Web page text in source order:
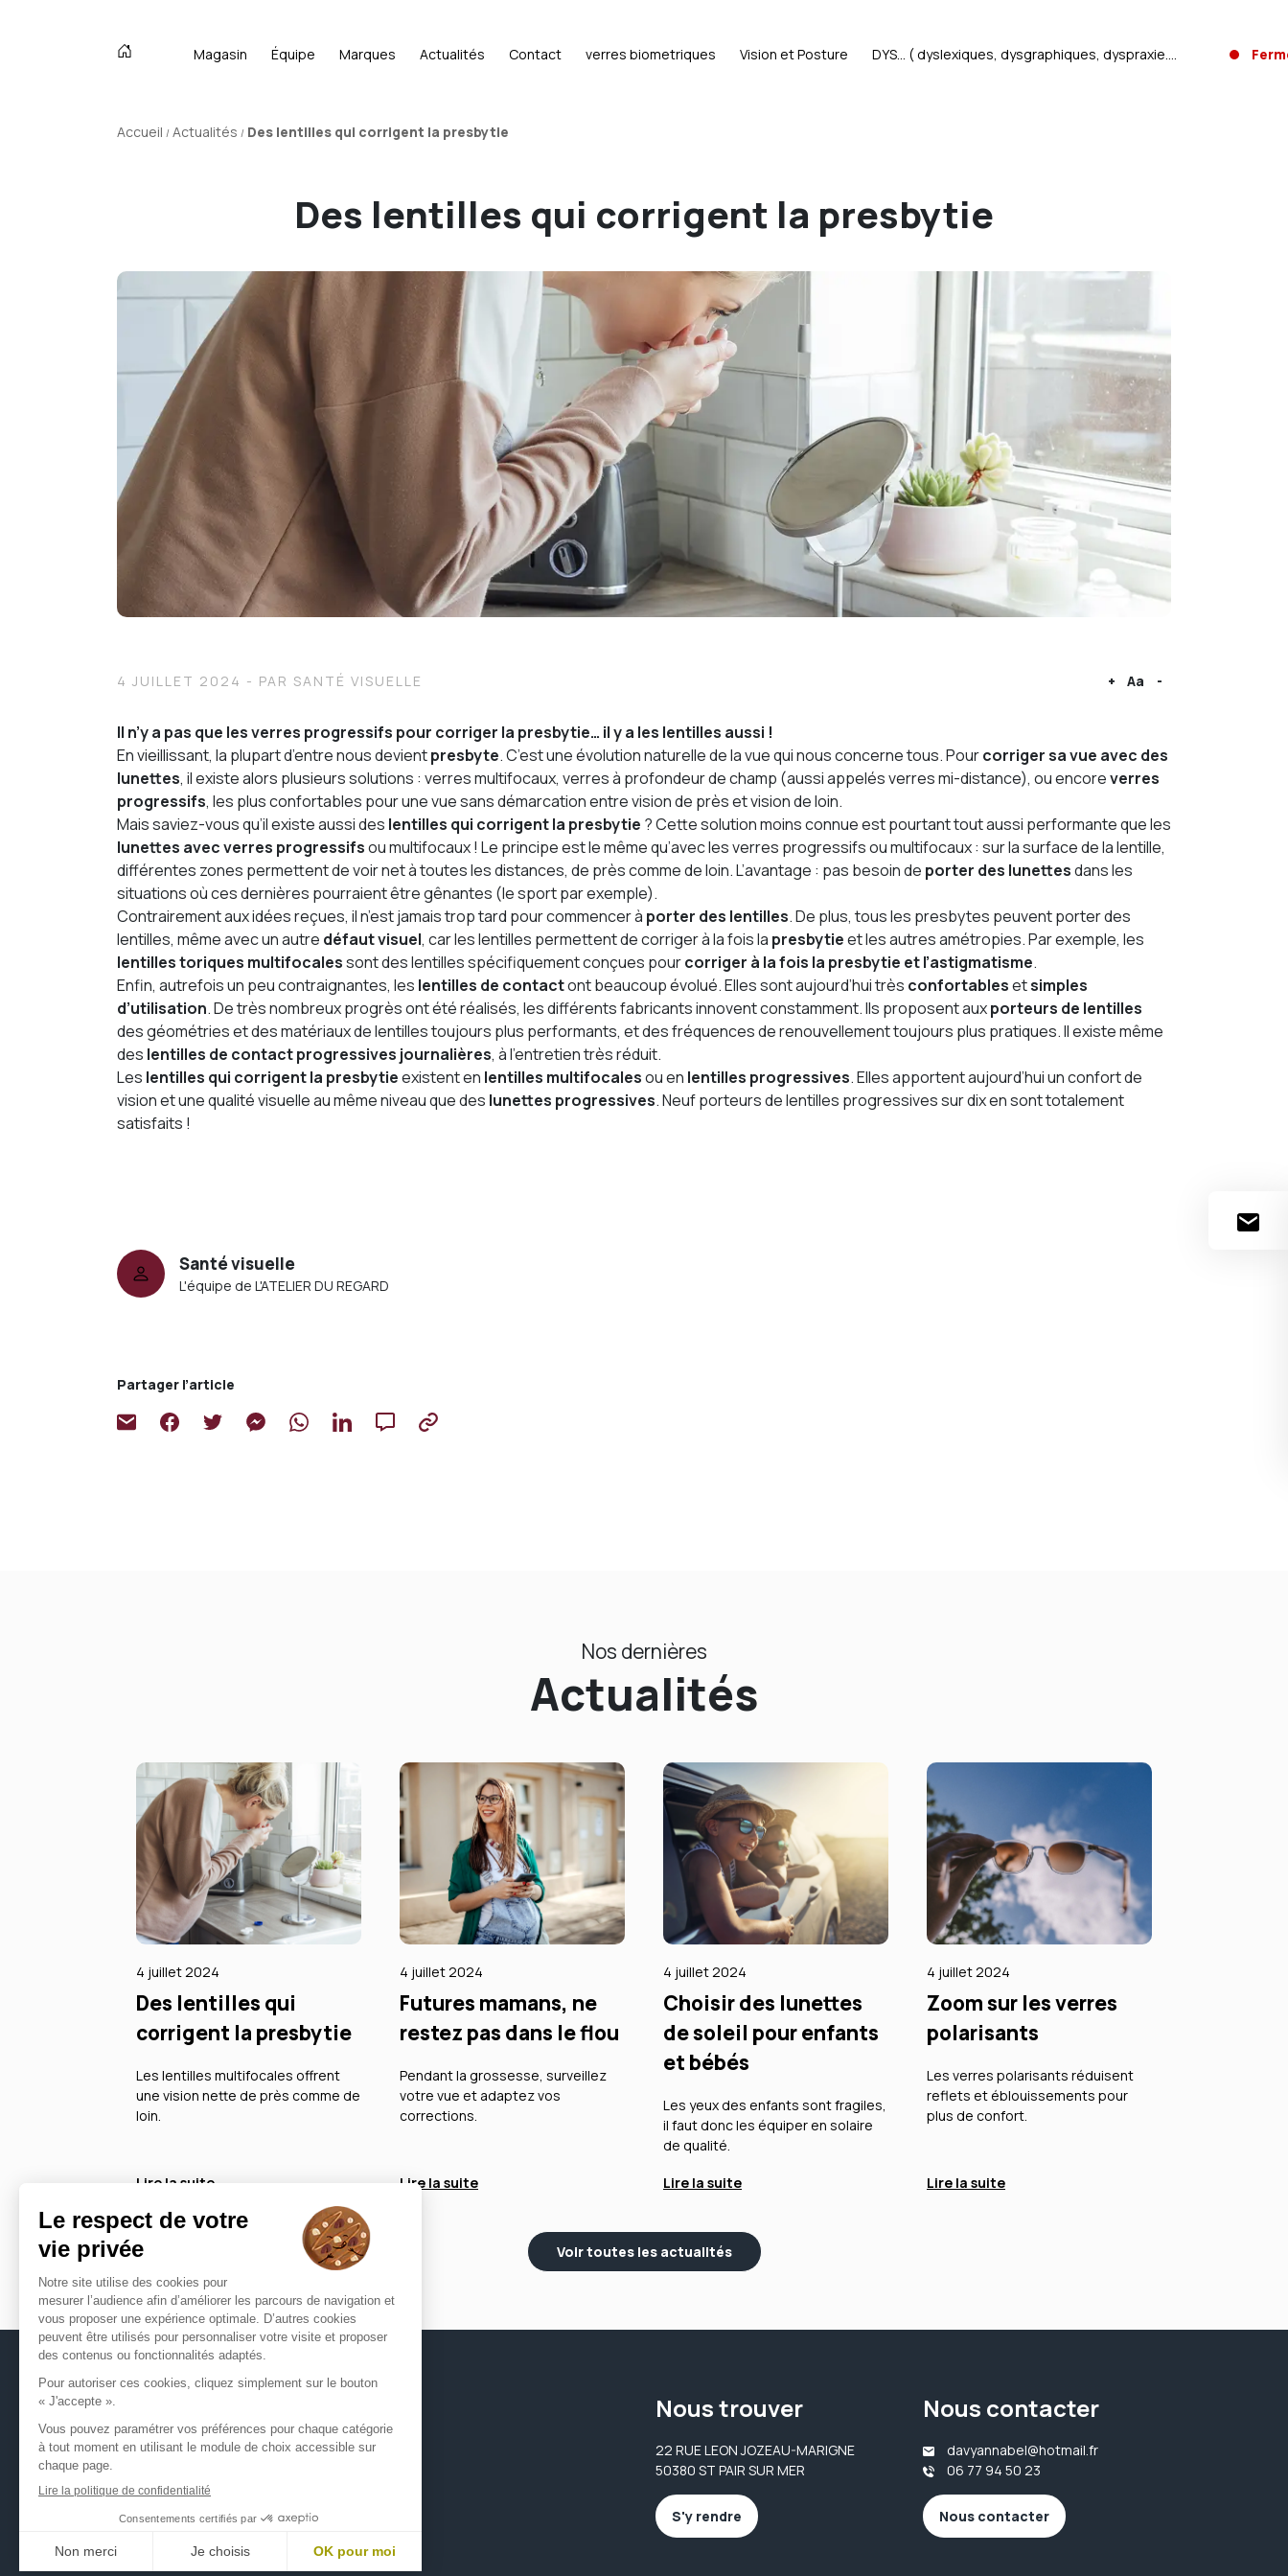
Magasin Équipe Marques Actualités Contact verres biometriques Vision et Posture DYS... ( dyslexiques, dysgraphiques, dyspraxie....
Accueil Actualités Des lentilles qui corrigent la presbytie
Des lentilles qui corrigent la presbytie
4 JUILLET 2024 - PAR SANTÉ VISUELLE + Aa -
Il n’y a pas que les verres progressifs pour corriger la presbytie… il y a les lentilles aussi !
En vieillissant, la plupart d’entre nous devientpresbyte. C’est une évolution naturelle de la vue qui nous concerne tous. Pourcorriger sa vue avec des
lunettes, il existe alors plusieurs solutions : verres multifocaux, verres à profondeur de champ (aussi appelés verres mi-distance), ou encoreverres
progressifs, les plus confortables pour une vue sans démarcation entre vision de près et vision de loin.
Mais saviez-vous qu’il existe aussi des lentilles qui corrigent la presbytie ? Cette solution moins connue est pourtant tout aussi performante que les
lunettes avec verres progressifsou multifocaux ! Le principe est le même qu’avec les verres progressifs ou multifocaux : sur la surface de la lentille,
différentes zones permettent de voir net à toutes les distances, de près comme de loin. L’avantage : pas besoin de porter des lunettesdans les
situations où ces dernières pourraient être gênantes (le sport par exemple).
Contrairement aux idées reçues, il n’est jamais trop tard pour commencer à porter des lentilles. De plus, tous les presbytes peuvent porter des
lentilles, même avec un autre défaut visuel, car les lentilles permettent de corriger à la fois la presbytieet les autres amétropies. Par exemple, les
lentilles toriques multifocalessont des lentilles spécifiquement conçues pourcorriger à la fois la presbytie et l’astigmatisme.
Enfin, autrefois un peu contraignantes, les lentilles de contactont beaucoup évolué. Elles sont aujourd’hui très confortablesetsimples
d’utilisation. De très nombreux progrès ont été réalisés, les différents fabricants innovent constamment. Ils proposent auxporteurs de lentilles
des géométries et des matériaux de lentilles toujours plus performants, et des fréquences de renouvellement toujours plus pratiques. Il existe même
des lentilles de contact progressives journalières, à l’entretien très réduit.
Les lentilles qui corrigent la presbytieexistent en lentilles multifocalesou en lentilles progressives. Elles apportent aujourd’hui un confort de
vision et une qualité visuelle au même niveau que des lunettes progressives. Neuf porteurs de lentilles progressives sur dix en sont totalement
satisfaits !
Santé visuelle
L'équipe de L'ATELIER DU REGARD
Partager l’article
Nos dernières
Actualités
4 juillet 2024
Des lentilles qui
corrigent la presbytie
Les lentilles multifocales offrent
une vision nette de près comme de
loin.
Lire la suite
4 juillet 2024
Futures mamans, ne
restez pas dans le flou
Pendant la grossesse, surveillez
votre vue et adaptez vos
corrections.
Lire la suite
4 juillet 2024
Choisir des lunettes
de soleil pour enfants
et bébés
Les yeux des enfants sont fragiles,
il faut donc les équiper en solaire
de qualité.
Lire la suite
4 juillet 2024
Zoom sur les verres
polarisants
Les verres polarisants réduisent
reflets et éblouissements pour
plus de confort.
Lire la suite
Voir toutes les actualités
Notre magasin Nos marques Actualités
Expert en Santé Visuelle
Opticiens Par Conviction
Nous trouver
22 RUE LEON JOZEAU-MARIGNE
50380 ST PAIR SUR MER
S'y rendre
Nous contacter
davyannabel@hotmail.fr
06 77 94 50 23
Nous contacter